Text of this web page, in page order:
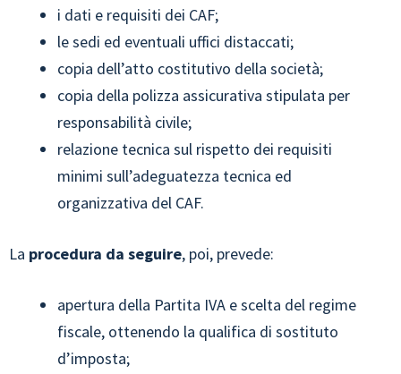
i dati e requisiti dei CAF;
le sedi ed eventuali uffici distaccati;
copia dell’atto costitutivo della società;
copia della polizza assicurativa stipulata per
responsabilità civile;
relazione tecnica sul rispetto dei requisiti
minimi sull’adeguatezza tecnica ed
organizzativa del CAF.
La procedura da seguire, poi, prevede:
apertura della Partita IVA e scelta del regime
fiscale, ottenendo la qualifica di sostituto
d’imposta;